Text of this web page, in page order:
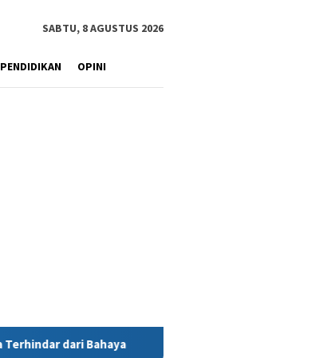
SABTU, 8 AGUSTUS 2026
PENDIDIKAN OPINI
MIND ID Tegaskan Dukungan Penuh Bagi PT Vale